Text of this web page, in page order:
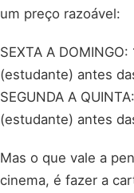
um preço razoável:
SEXTA A
(estudante) antes
SEGUNDA A
(estudante) antes
Mas o que vale a
cinema, é fazer a